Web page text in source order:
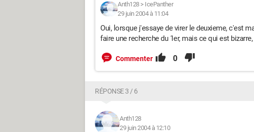
Anth128> IcePanther
29 juin 2004 à 11:04
Oui, lorsque j'essaye de virer le deuxieme, c'est
faire une recherche du 1er, mais ce qui est
Commenter 0
RÉPONSE 3 / 6
Anth128
29 juin 2004 à 12:10